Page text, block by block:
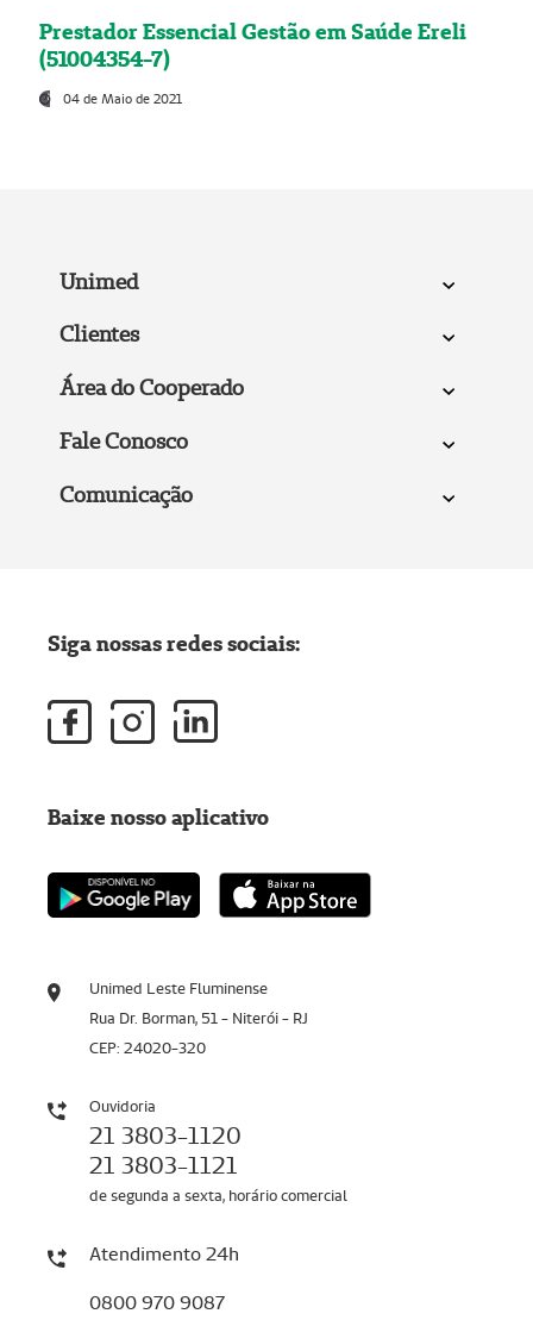
Prestador Essencial Gestão em Saúde Ereli
(51004354-7)
04 de Maio de 2021
Unimed
Clientes
Área do Cooperado
Fale Conosco
Comunicação
Unimed Leste Fluminense
Rua Dr. Borman, 51 - Niterói - RJ
CEP: 24020-320
Ouvidoria
21 3803-1120
21 3803-1121
de segunda a sexta, horário comercial
Atendimento 24h
0800 970 9087
Siga nossas redes sociais:
Baixe nosso aplicativo